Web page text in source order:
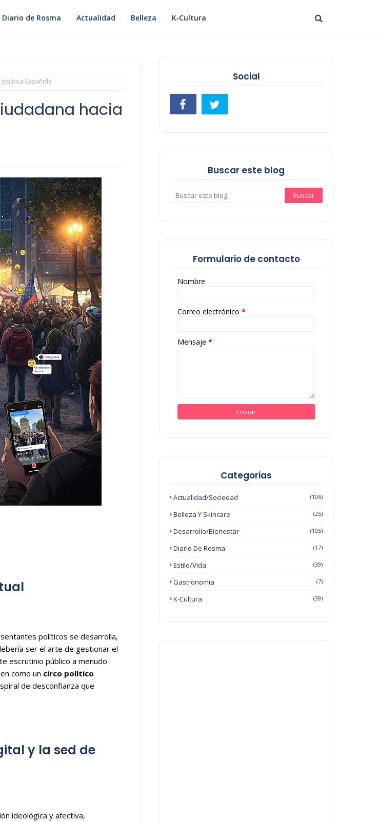
Diario de Rosma Actualidad Belleza K‑Cultura
Española
hacia
políticos se desarrolla,
ser el arte de gestionar el
escrutinio público a menudo
como un circo político
de desconfianza que
y la sed de
ideológica y afectiva,
Social
Buscar este blog
Formulario de contacto
Nombre
Correo electrónico *
Mensaje *
Categorias
Actualidad/Sociedad (106)
Belleza Y Skincare (25)
Desarrollo/Bienestar (105)
Diario De Rosma (17)
Estilo/Vida (39)
Gastronomia (7)
K-Cultura (39)